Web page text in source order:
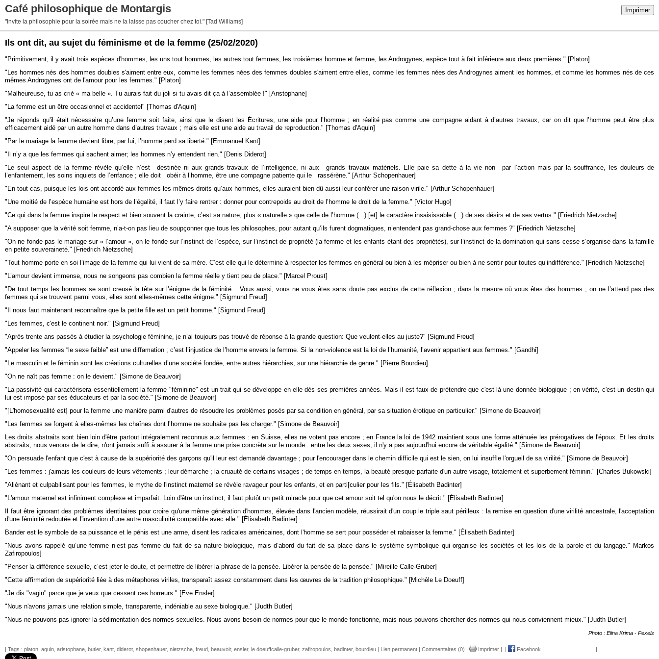
Imprimer
Café philosophique de Montargis
"Invite la philosophie pour la soirée mais ne la laisse pas coucher chez toi." [Tad Williams]
Ils ont dit, au sujet du féminisme et de la femme (25/02/2020)
"Primitivement, il y avait trois espèces d'hommes, les uns tout hommes, les autres tout femmes, les troisièmes homme et femme, les Androgynes, espèce tout à fait inférieure aux deux premières." [Platon]
"Les hommes nés des hommes doubles s'aiment entre eux, comme les femmes nées des femmes doubles s'aiment entre elles, comme les femmes nées des Androgynes aiment les hommes, et comme les hommes nés de ces
mêmes Androgynes ont de l'amour pour les femmes." [Platon]
"Malheureuse, tu as crié « ma belle ». Tu aurais fait du joli si tu avais dit ça à l’assemblée !" [Aristophane]
"La femme est un être occasionnel et accidentel" [Thomas d'Aquin]
"Je réponds qu'il était nécessaire qu’une femme soit faite, ainsi que le disent les Écritures, une aide pour l’homme ; en réalité pas comme une compagne aidant à d’autres travaux, car on dit que l’homme peut être plus
efficacement aidé par un autre homme dans d’autres travaux ; mais elle est une aide au travail de reproduction." [Thomas d'Aquin]
"Par le mariage la femme devient libre, par lui, l’homme perd sa liberté." [Emmanuel Kant]
"Il n’y a que les femmes qui sachent aimer; les hommes n’y entendent rien." [Denis Diderot]
"Le seul aspect de la femme révèle qu’elle n’est destinée ni aux grands travaux de l’intelligence, ni aux grands travaux matériels. Elle paie sa dette à la vie non par l’action mais par la souffrance, les douleurs de
l’enfantement, les soins inquiets de l’enfance ; elle doit obéir à l’homme, être une compagne patiente qui le rassérène." [Arthur Schopenhauer]
"En tout cas, puisque les lois ont accordé aux femmes les mêmes droits qu’aux hommes, elles auraient bien dû aussi leur conférer une raison virile." [Arthur Schopenhauer]
"Une moitié de l’espèce humaine est hors de l’égalité, il faut l’y faire rentrer : donner pour contrepoids au droit de l’homme le droit de la femme." [Victor Hugo]
"Ce qui dans la femme inspire le respect et bien souvent la crainte, c’est sa nature, plus « naturelle » que celle de l’homme (...) [et] le caractère insaisissable (...) de ses désirs et de ses vertus." [Friedrich Nietzsche]
"A supposer que la vérité soit femme, n’a-t-on pas lieu de soupçonner que tous les philosophes, pour autant qu’ils furent dogmatiques, n’entendent pas grand-chose aux femmes ?" [Friedrich Nietzsche]
"On ne fonde pas le mariage sur « l’amour », on le fonde sur l’instinct de l’espèce, sur l’instinct de propriété (la femme et les enfants étant des propriétés), sur l’instinct de la domination qui sans cesse s’organise dans la famille
en petite souveraineté." [Friedrich Nietzsche]
"Tout homme porte en soi l’image de la femme qui lui vient de sa mère. C’est elle qui le détermine à respecter les femmes en général ou bien à les mépriser ou bien à ne sentir pour toutes qu’indifférence." [Friedrich Nietzsche]
"L’amour devient immense, nous ne songeons pas combien la femme réelle y tient peu de place." [Marcel Proust]
"De tout temps les hommes se sont creusé la tête sur l’énigme de la féminité... Vous aussi, vous ne vous êtes sans doute pas exclus de cette réflexion ; dans la mesure où vous êtes des hommes ; on ne l’attend pas des
femmes qui se trouvent parmi vous, elles sont elles-mêmes cette énigme." [Sigmund Freud]
"Il nous faut maintenant reconnaître que la petite fille est un petit homme." [Sigmund Freud]
"Les femmes, c'est le continent noir." [Sigmund Freud]
"Après trente ans passés à étudier la psychologie féminine, je n’ai toujours pas trouvé de réponse à la grande question: Que veulent-elles au juste?" [Sigmund Freud]
"Appeler les femmes “le sexe faible” est une diffamation ; c’est l’injustice de l’homme envers la femme. Si la non-violence est la loi de l’humanité, l’avenir appartient aux femmes." [Gandhi]
"Le masculin et le féminin sont les créations culturelles d’une société fondée, entre autres hiérarchies, sur une hiérarchie de genre." [Pierre Bourdieu]
"On ne naît pas femme : on le devient." [Simone de Beauvoir]
"La passivité qui caractérisera essentiellement la femme "féminine" est un trait qui se développe en elle dès ses premières années. Mais il est faux de prétendre que c'est là une donnée biologique ; en vérité, c'est un destin qui
lui est imposé par ses éducateurs et par la société." [Simone de Beauvoir]
"[L'homosexualité est] pour la femme une manière parmi d'autres de résoudre les problèmes posés par sa condition en général, par sa situation érotique en particulier." [Simone de Beauvoir]
"Les femmes se forgent à elles-mêmes les chaînes dont l’homme ne souhaite pas les charger." [Simone de Beauvoir]
Les droits abstraits sont bien loin d'être partout intégralement reconnus aux femmes : en Suisse, elles ne votent pas encore ; en France la loi de 1942 maintient sous une forme atténuée les prérogatives de l'époux. Et les droits
abstraits, nous venons de le dire, n'ont jamais suffi à assurer à la femme une prise concrète sur le monde : entre les deux sexes, il n'y a pas aujourd'hui encore de véritable égalité." [Simone de Beauvoir]
"On persuade l'enfant que c'est à cause de la supériorité des garçons qu'il leur est demandé davantage ; pour l'encourager dans le chemin difficile qui est le sien, on lui insuffle l'orgueil de sa virilité." [Simone de Beauvoir]
"Les femmes : j'aimais les couleurs de leurs vêtements ; leur démarche ; la cruauté de certains visages ; de temps en temps, la beauté presque parfaite d'un autre visage, totalement et superbement féminin." [Charles Bukowski]
"Aliénant et culpabilisant pour les femmes, le mythe de l'instinct maternel se révèle ravageur pour les enfants, et en parti[culier pour les fils." [Élisabeth Badinter]
"L'amour maternel est infiniment complexe et imparfait. Loin d'être un instinct, il faut plutôt un petit miracle pour que cet amour soit tel qu'on nous le décrit." [Élisabeth Badinter]
Il faut être ignorant des problèmes identitaires pour croire qu'une même génération d'hommes, élevée dans l'ancien modèle, réussirait d'un coup le triple saut périlleux : la remise en question d'une virilité ancestrale, l'acceptation
d'une féminité redoutée et l'invention d'une autre masculinité compatible avec elle." [Élisabeth Badinter]
Bander est le symbole de sa puissance et le pénis est une arme, disent les radicales américaines, dont l'homme se sert pour posséder et rabaisser la femme." [Élisabeth Badinter]
"Nous avons rappelé qu’une femme n’est pas femme du fait de sa nature biologique, mais d’abord du fait de sa place dans le système symbolique qui organise les sociétés et les lois de la parole et du langage." Markos
Zafiropoulos]
"Penser la différence sexuelle, c’est jeter le doute, et permettre de libérer la phrase de la pensée. Libérer la pensée de la pensée." [Mireille Calle-Gruber]
"Cette affirmation de supériorité liée à des métaphores viriles, transparaît assez constamment dans les œuvres de la tradition philosophique." [Michèle Le Doeuff]
"Je dis "vagin" parce que je veux que cessent ces horreurs." [Eve Ensler]
"Nous n'avons jamais une relation simple, transparente, indéniable au sexe biologique." [Judth Butler]
"Nous ne pouvons pas ignorer la sédimentation des normes sexuelles. Nous avons besoin de normes pour que le monde fonctionne, mais nous pouvons chercher des normes qui nous conviennent mieux." [Judth Butler]
Photo : Elina Krima - Pexels
| Tags : platon aquin aristophane butler, kant diderot shopenhauer, nietzsche freud beauvoir, ensler, le doeuffcalle-gruber, zafiropoulos badinter, bourdieu | Lien permanent | Commentaires (0) | Imprimer | | Facebook | |